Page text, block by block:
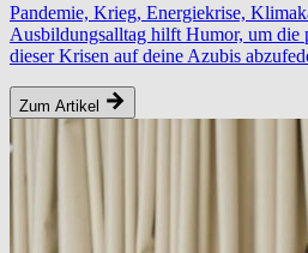
Pandemie, Krieg, Energiekrise,
Ausbildungsalltag hilft Humor, um die
dieser Krisen auf deine Azubis
Zum Artikel